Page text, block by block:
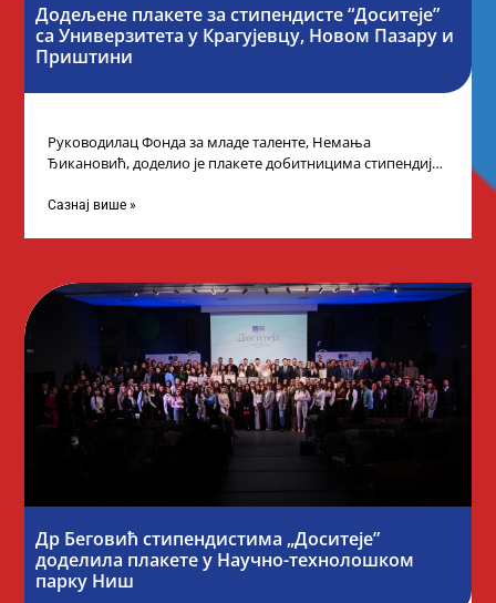
Додељене плакете за стипендисте “Доситеје”
са Универзитета у Крагујевцу, Новом Пазару и
Приштини
Руководилац Фонда за младе таленте, Немања
Ђикановић, доделио је плакете добитницима стипендије
Сазнај више »
Др Беговић стипендистима „Доситеје”
доделила плакете у Научно-технолошком
парку Ниш